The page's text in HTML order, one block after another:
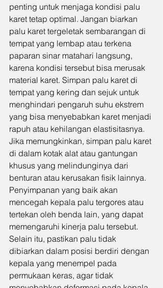
penting untuk menjaga kondisi palu
karet tetap optimal. Jangan biarkan
palu karet tergeletak sembarangan di
tempat yang lembap atau terkena
paparan sinar matahari langsung,
karena kondisi tersebut bisa merusak
material karet. Simpan palu karet di
tempat yang kering dan sejuk untuk
menghindari pengaruh suhu ekstrem
yang bisa menyebabkan karet menjadi
rapuh atau kehilangan elastisitasnya.
Jika memungkinkan, simpan palu karet
di dalam kotak alat atau gantungan
khusus yang melindunginya dari
benturan atau kerusakan fisik lainnya.
Penyimpanan yang baik akan
mencegah kepala palu tergores atau
tertekan oleh benda lain, yang dapat
memengaruhi kinerja palu tersebut.
Selain itu, pastikan palu tidak
dibiarkan dalam posisi berdiri dengan
kepala yang menempel pada
permukaan keras, agar tidak